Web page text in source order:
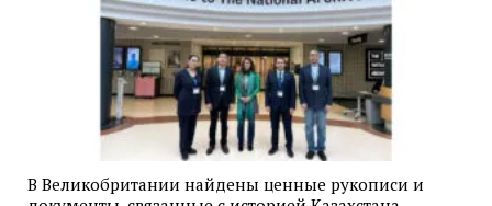
В Великобритании найдены ценные рукописи и